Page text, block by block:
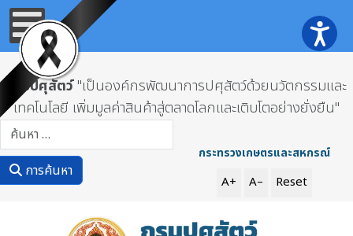
กรมปศุสัตว์"เป็นองค์กรพัฒนาการปศุสัตว์ด้วยนวัตกรรมและ
เทคโนโลยี เพิ่มมูลค่าสินค้าสู่ตลาดโลกและเติบโตอย่างยั่งยืน"
การค้นหา
กระทรวงเกษตรและสหกรณ์
A+ A– Reset